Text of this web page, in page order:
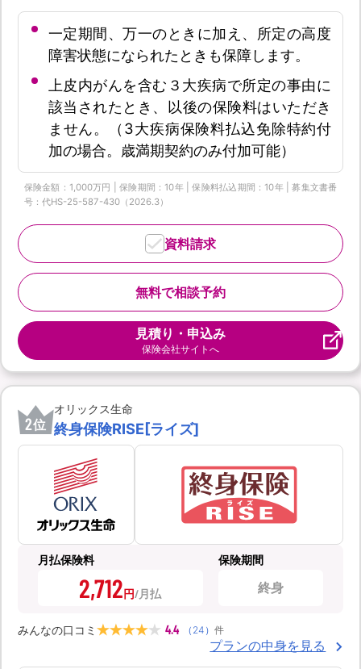
一定期間、万一のときに加え、所定の高度
障害状態になられたときも保障します。
上皮内がんを含む３大疾病で所定の事由に
該当されたとき、以後の保険料はいただき
ません。（3大疾病保険料払込免除特約付
加の場合。歳満期契約のみ付加可能）
保険金額：1,000万円 | 保険期間：10年 | 保険料払込期間：10年 | 募集文書番
号：代HS-25-587-430（2026.3）
無料で相談予約
資料請求
見積り・申込み
保険会社サイトへ
2位
オリックス生命
終身保険RISE[ライズ]
月払保険料
2,712円
保険期間
終身
みんなの口コミ 4.4 （ 24 ） 件
プランの中身を見る